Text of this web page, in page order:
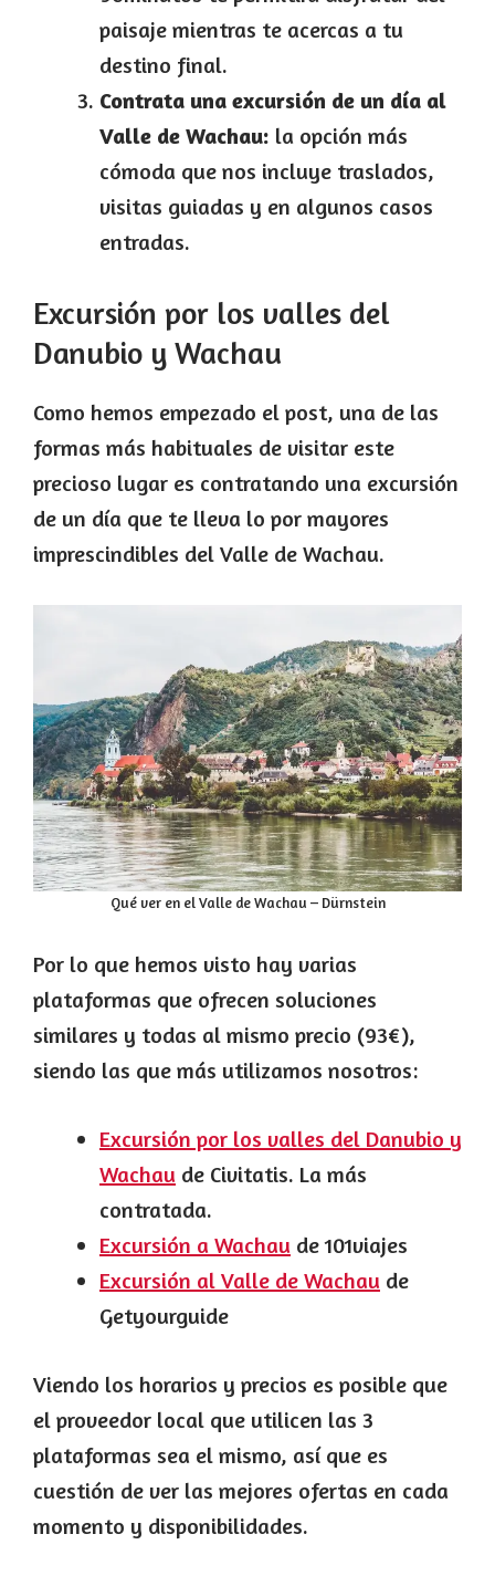
paisaje mientras te acercas a tu
destino final.
Contrata una excursión de un día al
Valle de Wachau: la opción más
cómoda que nos incluye traslados,
visitas guiadas y en algunos casos
entradas.
Excursión por los valles del
Danubio y Wachau
Como hemos empezado el post, una de las
formas más habituales de visitar este
precioso lugar es contratando una excursión
de un día que te lleva lo por mayores
imprescindibles del Valle de Wachau.
Qué ver en el Valle de Wachau – Dürnstein
Por lo que hemos visto hay varias
plataformas que ofrecen soluciones
similares y todas al mismo precio (93€),
siendo las que más utilizamos nosotros:
Excursión por los valles del Danubio y
Wachau de Civitatis. La más
contratada.
Excursión a Wachau de 101viajes
Excursión al Valle de Wachau de
Getyourguide
Viendo los horarios y precios es posible que
el proveedor local que utilicen las 3
plataformas sea el mismo, así que es
cuestión de ver las mejores ofertas en cada
momento y disponibilidades.